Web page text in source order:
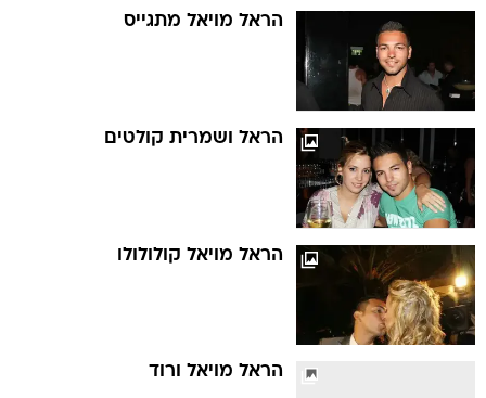
הראל מויאל מתגייס
הראל ושמרית קולטים
הראל מויאל קולולולו
הראל מויאל ורוד